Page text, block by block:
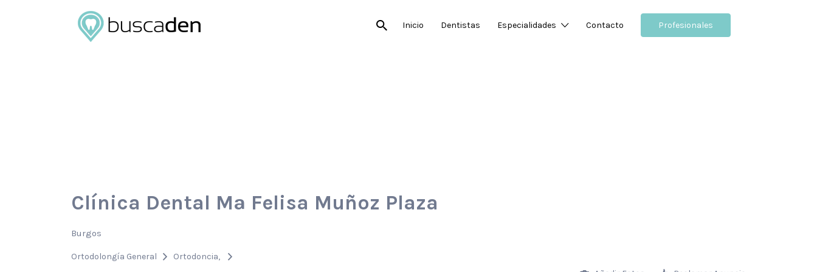
Inicio Dentistas Especialidades Contacto Profesionales
Buscar
por:
Clínica Dental Mª Felisa Muñoz Plaza
Burgos
Ortodolongía General Ortodoncia